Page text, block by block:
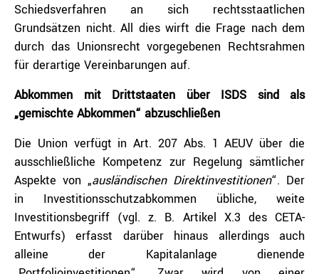
Schiedsverfahren an sich rechtsstaatlichen
Grundsätzen nicht. All dies wirft die Frage nach dem
durch das Unionsrecht vorgegebenen Rechtsrahmen
für derartige Vereinbarungen auf.
Abkommen mit Drittstaaten über ISDS sind als
„gemischte Abkommen“ abzuschließen
Die Union verfügt in Art. 207 Abs. 1 AEUV über die
ausschließliche Kompetenz zur Regelung sämtlicher
Aspekte von „ausländischen Direktinvestitionen“. Der
in Investitionsschutzabkommen übliche, weite
Investitionsbegriff (vgl. z. B. Artikel X.3 des CETA-
Entwurfs) erfasst darüber hinaus allerdings auch
alleine der Kapitalanlage dienende